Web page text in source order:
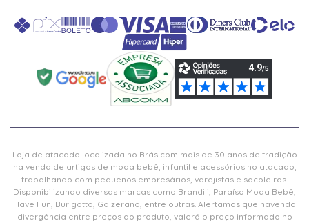
Loja de atacado localizada no Brás com mais de 30 anos de tradição
na venda de artigos de moda bebê, infantil e acessórios no atacado,
trabalhando com pequenos empresários, varejistas e sacoleiras.
Disponibilizando diversas marcas como Brandili, Paraíso Moda Bebê,
Have Fun, Burigotto, Galzerano, entre outras. Alertamos que havendo
divergência entre preços do produto, valerá o preço informado no